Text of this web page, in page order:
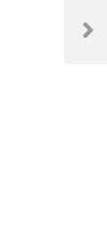
Next